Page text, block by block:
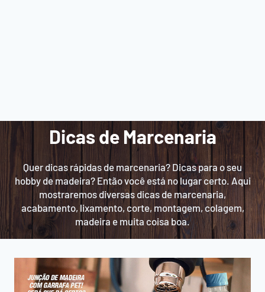
Dicas de Marcenaria
Quer dicas rápidas de marcenaria? Dicas para o seu
hobby de madeira? Então você está no lugar certo. Aqui
mostraremos diversas dicas de marcenaria,
acabamento, lixamento, corte, montagem, colagem,
madeira e muita coisa boa.